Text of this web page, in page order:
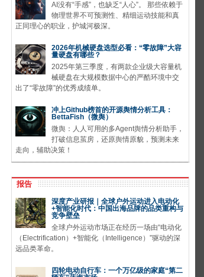
AI没有“手感”，也缺乏“人心”。 那些依赖于
物理世界不可预测性、精细运动技能和真
正同理心的职业，护城河极深。
2026年机械硬盘选型必看：“零故障”大容
量硬盘有哪些？
2025年第三季度，有两款企业级大容量机
械硬盘在大规模数据中心的严酷环境中交
出了“零故障”的优秀成绩单。
冲上Github榜首的开源舆情分析工具：
BettaFish（微舆）
微舆：人人可用的多Agent舆情分析助手，
打破信息茧房，还原舆情原貌，预测未来
走向，辅助决策！
报告
深度产业研报｜全球户外运动进入电动化
+智能化时代：中国出海品牌的品类重构与
竞争壁垒
全球户外运动市场正在经历一场由“电动化
（Electrification）+智能化（Intelligence）”驱动的深
远品类革命。
四轮电动自行车：一个万亿级的家庭“第二